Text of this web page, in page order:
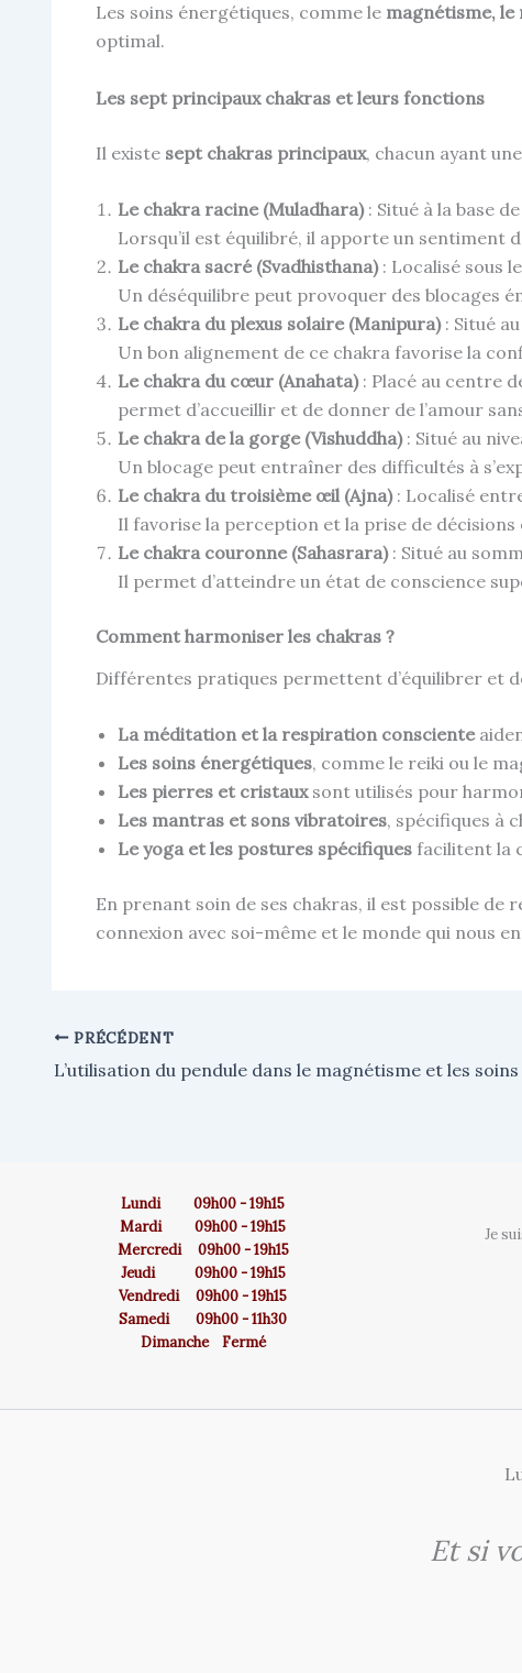
Les soins énergétiques, comme le magnétisme,
optimal.
Les sept principaux chakras et leurs fonctions
Il existe sept chakras principaux, chacun ayant
Le chakra racine (Muladhara): Situé à la base
Lorsqu’il est équilibré, il apporte un sentiment
Le chakra sacré (Svadhisthana): Localisé sous
Un déséquilibre peut provoquer des blocages
Le chakra du plexus solaire (Manipura): Situé
Un bon alignement de ce chakra favorise la
Le chakra du cœur (Anahata): Placé au centre
permet d’accueillir et de donner de l’amour
Le chakra de la gorge (Vishuddha): Situé au
Un blocage peut entraîner des difficultés à
Le chakra du troisième œil (Ajna): Localisé
Il favorise la perception et la prise de décisions
Le chakra couronne (Sahasrara): Situé au
Il permet d’atteindre un état de conscience
Comment harmoniser les chakras ?
Différentes pratiques permettent d’équilibrer et
La méditation et la respiration consciente
Les soins énergétiques, comme le reiki ou le
Les pierres et cristauxsont utilisés pour
Les mantras et sons vibratoires, spécifiques à
Le yoga et les postures spécifiques facilitent la
En prenant soin de ses chakras, il est possible
connexion avec soi-même et le monde qui nous
PRÉCÉDENT
Lundi 09h00 - 19h15
Mardi 09h00 - 19h15
Mercredi 09h00 - 19h15
Jeudi 09h00 - 19h15
Vendredi 09h00 - 19h15
Samedi 09h00 - 11h30
Dimanche Fermé
Je
Et si